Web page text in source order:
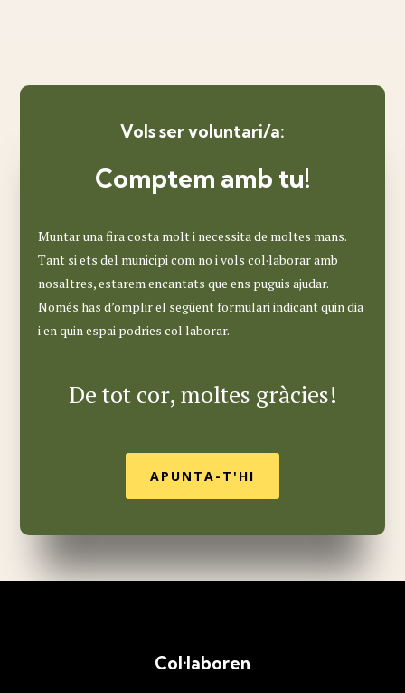
Vols ser voluntari/a:
Comptem amb tu!
Muntar una fira costa molt i necessita de moltes mans.
Tant si ets del municipicom no i vols col·laboraramb
nosaltres,estarem encantats queens puguis ajudar.
Només has d’omplirel següent formulariindicant quin dia
i en quin espai podries col·laborar.
De tot cor,moltes gràcies!
APUNTA-T'HI
Col·laboren